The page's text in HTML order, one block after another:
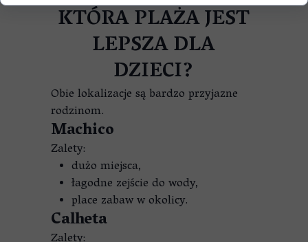
KTÓRA PLAŻA JEST
LEPSZA DLA
DZIECI?
Obie lokalizacje są bardzo przyjazne
rodzinom.
Machico
Zalety:
dużo miejsca,
łagodne zejście do wody,
place zabaw w okolicy.
Calheta